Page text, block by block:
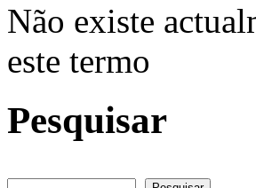
Não existe
este termo
Pesquisar